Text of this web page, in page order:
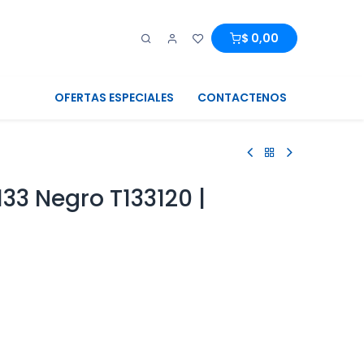
$ 0,00
OFERTAS ESPECIALES CONTACTENOS
Negro T133120 |